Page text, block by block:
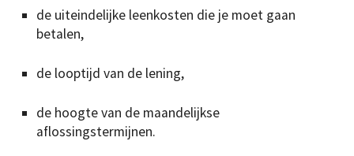
de uiteindelijke leenkosten die je moet gaan
betalen,
de looptijd van de lening,
de hoogte van de maandelijkse
aflossingstermijnen.